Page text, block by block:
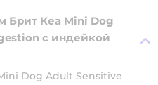
Брит Кеа Mini Dog
с индейкой
Dog Adult Sensitive